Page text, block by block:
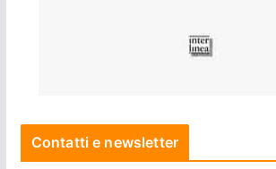
Contatti e newsletter